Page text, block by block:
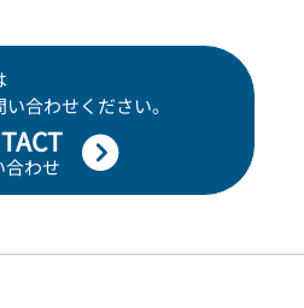
合わせください。
合わせ